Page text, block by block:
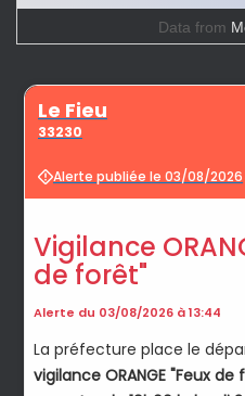
Data from